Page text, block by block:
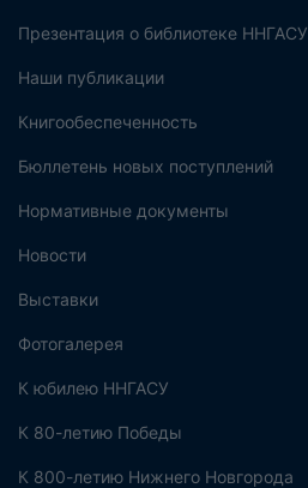
Презентация о библиотеке ННГАСУ
Наши публикации
Книгообеспеченность
Бюллетень новых поступлений
Нормативные документы
Новости
Выставки
Фотогалерея
К юбилею ННГАСУ
К 80-летию Победы
К 800-летию Нижнего Новгорода